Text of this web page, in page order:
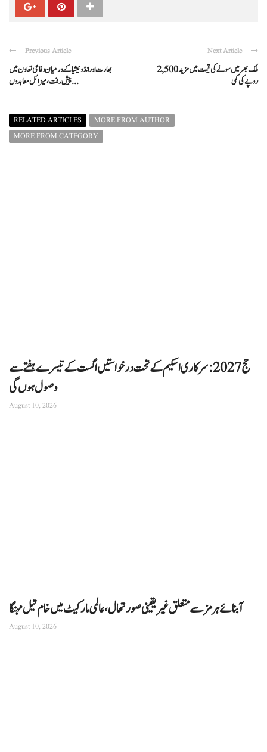
Previous Article
بھارت اور انڈونیشیا کے درمیان دفاعی تعاون میں
پیش رفت، میزائل معاہدوں ...
Next Article
ملک بھر میں سونے کی قیمت میں مزید 2,500
روپے کی کمی
RELATED ARTICLES
MORE FROM AUTHOR
MORE FROM CATEGORY
حج 2027: سرکاری اسکیم کے تحت درخواستیں اگست کے تیسرے ہفتے سے
وصول ہوں گی
August 10, 2026
آبنائے ہرمز سے متعلق غیر یقینی صورتحال، عالمی مارکیٹ میں خام تیل مہنگا
August 10, 2026